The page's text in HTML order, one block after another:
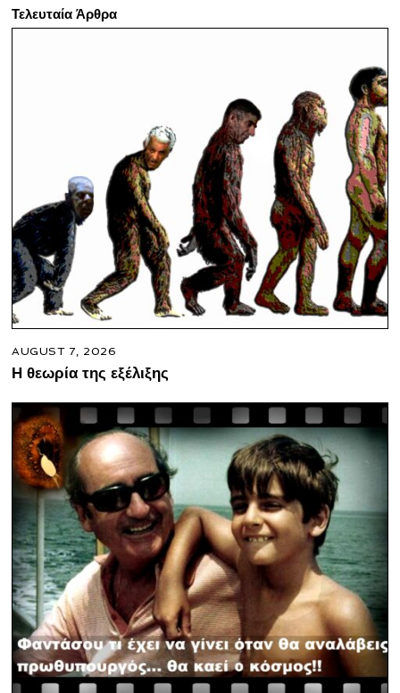
Τελευταία Άρθρα
AUGUST 7, 2026
Η θεωρία της εξέλιξης